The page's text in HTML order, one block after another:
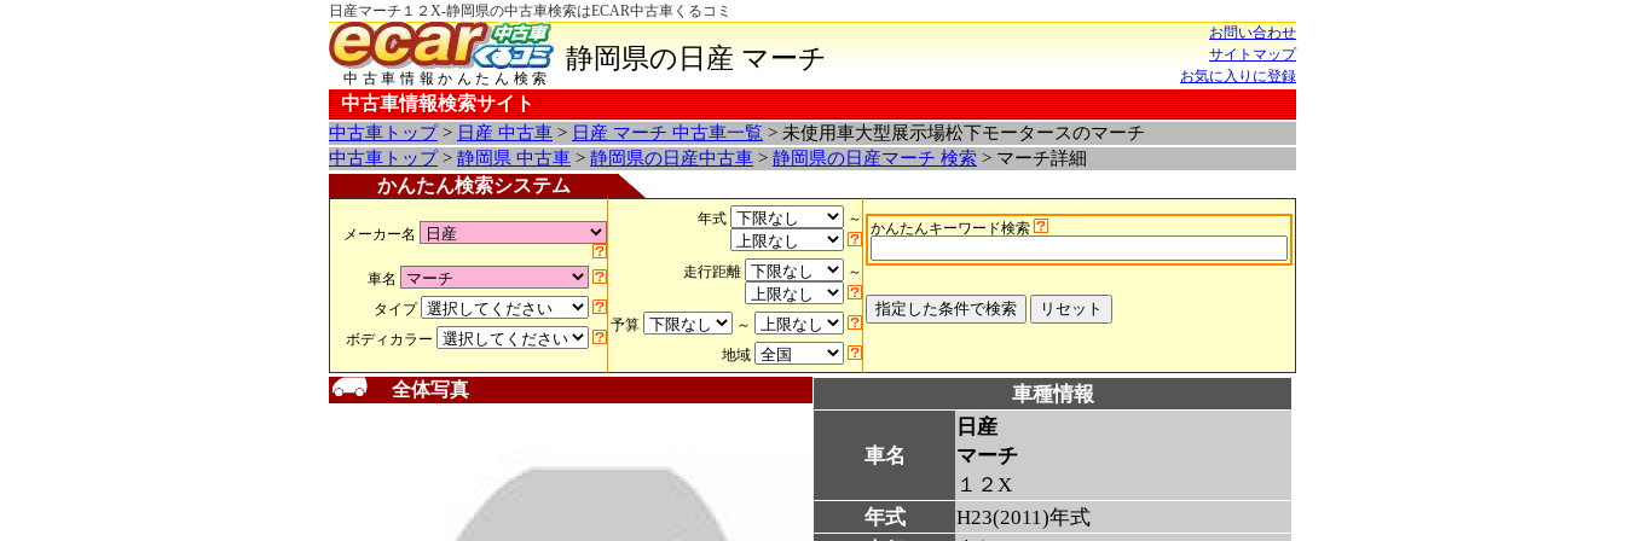
日産マーチ１２X-静岡県の中古車検索はECAR中古車くるコミ
中古車情報かんたん検索
静岡県の日産 マーチ
お問い合わせ
サイトマップ
お気に入りに登録
中古車情報検索サイト
中古車トップ> 日産 中古車 > 日産 マーチ 中古車一覧 > 未使用車大型展示場松下モータースのマーチ
中古車トップ> 静岡県 中古車 > 静岡県の日産中古車 > 静岡県の日産マーチ 検索 > マーチ詳細
かんたん検索システム
メーカー名
車名
タイプ
ボディカラー
年式 ～
走行距離 ～
予算
～
地域
かんたんキーワード検索
全体写真 車種情報
車名
日産
マーチ
１２X
年式
H23(2011)年式